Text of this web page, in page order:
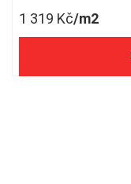
1 319 Kč/m2